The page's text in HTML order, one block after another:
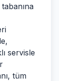
servisle
tüm